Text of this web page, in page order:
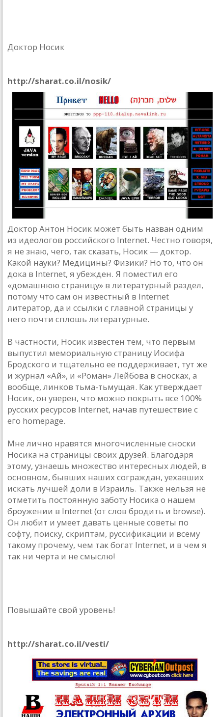
Доктор Носик
http://sharat.co.il/nosik/
Доктор Антон Носик может быть назван одним
из идеологов российского Internet. Честно говоря,
я не знаю, чего, так сказать, Носик — доктор.
Какой науки? Медицины? Физики? Но то, что он
дока в Internet, я убежден. Я поместил его
«домашнюю страницу» в литературный раздел,
потому что сам он известный в Internet
литератор, да и ссылки с главной страницы у
него почти сплошь литературные.
В частности, Носик известен тем, что первым
выпустил мемориальную страницу Иосифа
Бродского и тщательно ее поддерживает, тут же
и журнал «Ай», и «Роман» Лейбова в сносках, а
вообще, линков тьма-тьмущая. Как утверждает
Носик, он уверен, что можно покрыть все 100%
русских ресурсов Internet, начав путешествие с
его homepage.
Мне лично нравятся многочисленные сноски
Носика на страницы своих друзей. Благодаря
этому, узнаешь множество интересных людей, в
основном, бывших наших сограждан, уехавших
искать лучшей доли в Израиль. Также нельзя не
отметить постоянную заботу Носика о нашем
броужении в Internet (от слов бродить и browse).
Он любит и умеет давать ценные советы по
софту, поиску, скриптам, руссификации и всему
такому прочему, чем так богат Internet, и в чем я
так ни черта и не смыслю!
Повышайте свой уровень!
http://sharat.co.il/vesti/